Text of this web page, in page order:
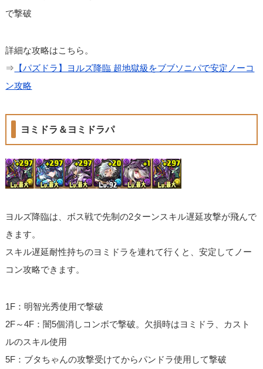
で撃破
詳細な攻略はこちら。
⇒ 【パズドラ】ヨルズ降臨 超地獄級をブブソニパで安定ノーコ
ン攻略
ヨミドラ＆ヨミドラパ
ヨルズ降臨は、ボス戦で先制の2ターンスキル遅延攻撃が飛んで
きます。
スキル遅延耐性持ちのヨミドラを連れて行くと、安定してノー
コン攻略できます。
1F：明智光秀使用で撃破
2F～4F：闇5個消しコンボで撃破。欠損時はヨミドラ、カスト
ルのスキル使用
5F：ブタちゃんの攻撃受けてからパンドラ使用して撃破